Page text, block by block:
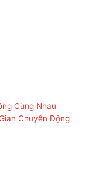
Cùng Nhau
Chuyển Động